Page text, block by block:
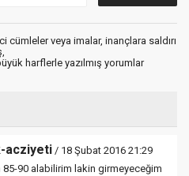
cümleler veya imalar, inançlara saldırı
harflerle yazılmış yorumlar
acziyeti / 18 Şubat 2016 21:29
85-90 alabilirim lakin girmeyeceğim